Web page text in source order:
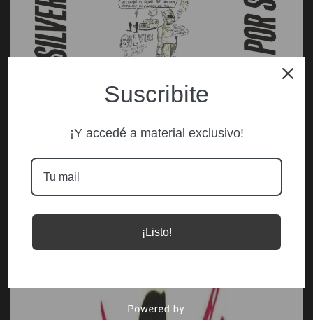
No me hables tan temprano
Suscribite
¡Y accedé a material exclusivo!
¡Listo!